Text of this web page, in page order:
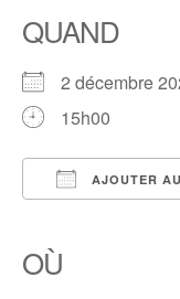
QUAND
2 décembre
15h00
AJOUTER
OÙ